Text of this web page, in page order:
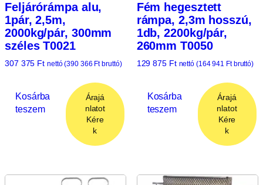
Feljárórámpa alu,
1pár, 2,5m,
2000kg/pár, 300mm
széles T0021
307 375 Ft nettó (390 366 Ftbruttó)
Kosárba
teszem
Árajá
nlatot
Kére
k
Fém hegesztett
rámpa, 2,3m hosszú,
1db, 2200kg/pár,
260mm T0050
129 875 Ft nettó (164 941 Ftbruttó)
Kosárba
teszem
Árajá
nlatot
Kére
k